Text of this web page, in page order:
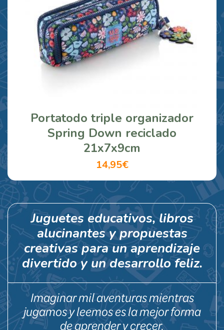
Portatodo triple organizador
Spring Down reciclado
21x7x9cm
14,95€
Juguetes educativos, libros
alucinantes y propuestas
creativas para un aprendizaje
divertido y un desarrollo feliz.
Imaginar mil aventuras mientras
jugamos y leemos es la mejor forma
de aprender y crecer.